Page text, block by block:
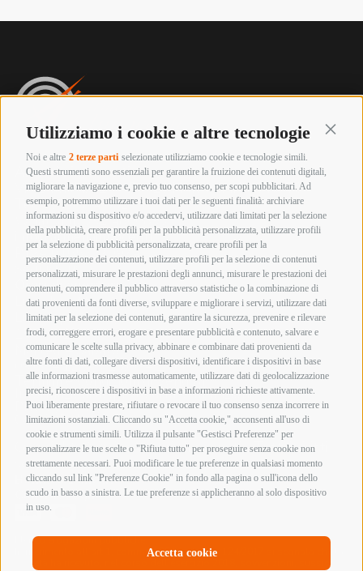
Utilizziamo i cookie e altre tecnologie
Noi e altre 2 terze parti selezionate utilizziamo cookie e tecnologie simili.
Questi strumenti sono essenziali per garantire la fruizione dei contenuti digitali,
migliorare la navigazione e, previo tuo consenso, per scopi pubblicitari. Ad
esempio, potremmo utilizzare i tuoi dati per le seguenti finalità: archiviare
informazioni su dispositivo e/o accedervi, utilizzare dati limitati per la selezione
della pubblicità, creare profili per la pubblicità personalizzata, utilizzare profili
per la selezione di pubblicità personalizzata, creare profili per la
personalizzazione dei contenuti, utilizzare profili per la selezione di contenuti
personalizzati, misurare le prestazioni degli annunci, misurare le prestazioni dei
contenuti, comprendere il pubblico attraverso statistiche o la combinazione di
dati provenienti da fonti diverse, sviluppare e migliorare i servizi, utilizzare dati
limitati per la selezione dei contenuti, garantire la sicurezza, prevenire e rilevare
frodi, correggere errori, erogare e presentare pubblicità e contenuto, salvare e
comunicare le scelte sulla privacy, abbinare e combinare dati provenienti da
altre fonti di dati, collegare diversi dispositivi, identificare i dispositivi in base
alle informazioni trasmesse automaticamente, utilizzare dati di geolocalizzazione
precisi, riconoscere i dispositivi in base a informazioni richieste attivamente.
Puoi liberamente prestare, rifiutare o revocare il tuo consenso senza incorrere in
limitazioni sostanziali. Cliccando su "Accetta cookie," acconsenti all'uso di
cookie e strumenti simili. Utilizza il pulsante "Gestisci Preferenze" per
personalizzare le tue scelte o "Rifiuta tutto" per proseguire senza cookie non
strettamente necessari. Puoi modificare le tue preferenze in qualsiasi momento
cliccando sul link "Preferenze Cookie" in fondo alla pagina o sull'icona dello
scudo in basso a sinistra. Le tue preferenze si applicheranno al solo dispositivo
in uso.
Accetta cookie
Armeria innocenti
Via Labriola, 219 – 59013 Montemurlo (PRATO)
Tel. +39 0574 652057
Whatsapp 392 4800893
info@armeriainnocenti.it
P.IVA 01652270974
Seguici su:
Orari di apertura
Lunedì mattina Chiuso
Lunedì pomeriggio
15:00 – 19:00
Martedì – Sabato
09:00 – 12:30 / 15:00 – 19:00
Termini e Condizioni di Vendita
Informazioni acquisto armi e munizioni
Privacy Policy
Cookie Policy
Copyright @ 2026 Armeria Innocenti - Tutti i diritti
sono riservati
Bonifico Bancario
Contrassegno
Elenco erogazioni pubbliche
In riferimento all’art 1, comma 125 bis, Legge 124/2017 si segnala che la
società ha ricevuto, nel corso dell’esercizio 2018, sovvenzioni, sussidi,